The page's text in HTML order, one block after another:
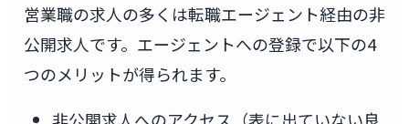
営業職の求人の多くは転職エージェント経由の非
公開求人です。エージェントへの登録で以下の4
つのメリットが得られます。
非公開求人へのアクセス（表に出ていない良